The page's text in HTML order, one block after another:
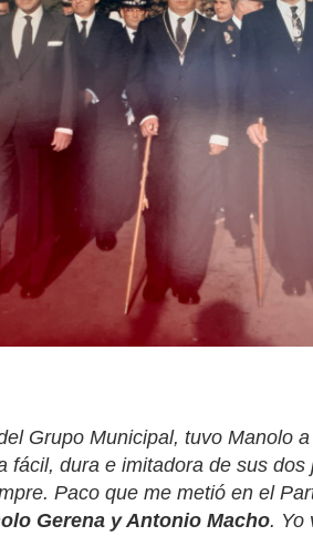
Grupo Municipal, tuvo Manolo
fácil, dura e imitadora de sus
Paco que me metió en el
Gerena y Antonio Macho. Yo